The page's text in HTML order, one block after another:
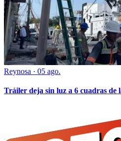
Reynosa · 05 ago.
Tráiler deja sin luz a 6 cuadras de